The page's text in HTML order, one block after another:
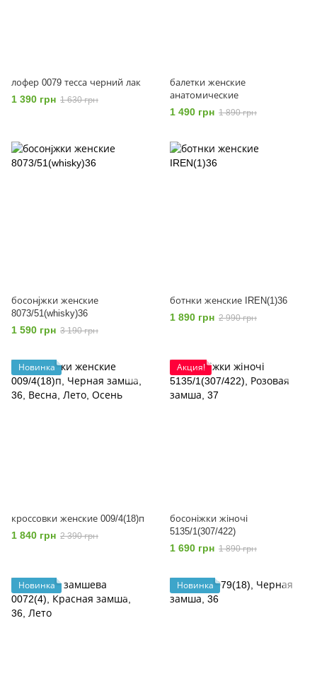
лофер 0079 тесса черний лак
1 390 грн 1 630 грн
балетки женские
анатомические
1 490 грн 1 890 грн
босонjжки женские
8073/51(whisky)36
1 590 грн 3 190 грн
ботнки женские IREN(1)36
1 890 грн 2 990 грн
Новинка
кроссовки женские 009/4(18)п
1 840 грн 2 390 грн
Акция!
босоніжки жіночі
5135/1(307/422)
1 690 грн 1 890 грн
Новинка Новинка